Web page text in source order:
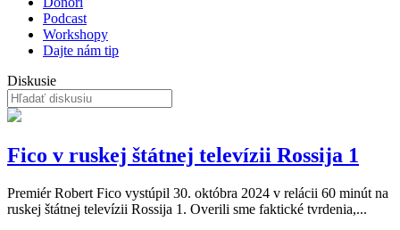
Podcast
Workshopy
Dajte nám tip
Diskusie
Fico v ruskej štátnej televízii Rossija 1
Premiér Robert Fico vystúpil 30. októbra 2024 v relácii 60 minút na
ruskej štátnej televízii Rossija 1. Overili sme faktické tvrdenia,...